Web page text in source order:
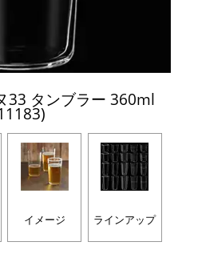
33 タンブラー 360ml
イメージ ラインアップ